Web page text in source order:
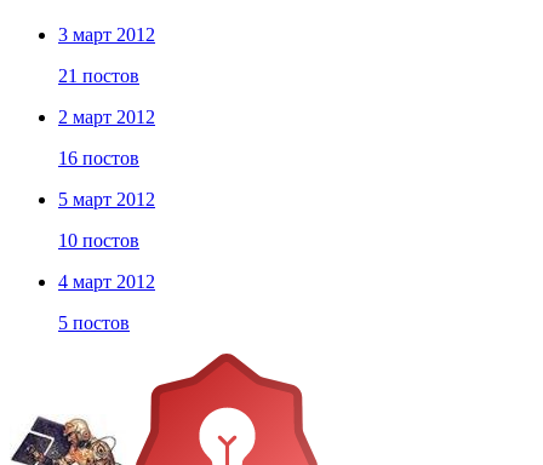
3 март 2012
21 постов
2 март 2012
16 постов
5 март 2012
10 постов
4 март 2012
5 постов